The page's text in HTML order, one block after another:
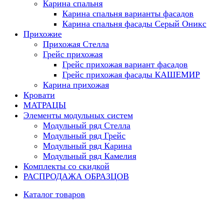
Карина спальня
Карина спальня варианты фасадов
Карина спальня фасады Серый Оникс
Прихожие
Прихожая Стелла
Грейс прихожая
Грейс прихожая вариант фасадов
Грейс прихожая фасады КАШЕМИР
Карина прихожая
Кровати
МАТРАЦЫ
Элементы модульных систем
Модульный ряд Стелла
Модульный ряд Грейс
Модульный ряд Карина
Модульный ряд Камелия
Комплекты со скидкой
РАСПРОДАЖА ОБРАЗЦОВ
Каталог товаров